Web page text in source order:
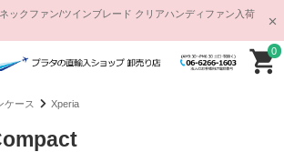
ックファン/ツインブレード クリアハンディファン入荷
0
ケース Xperia